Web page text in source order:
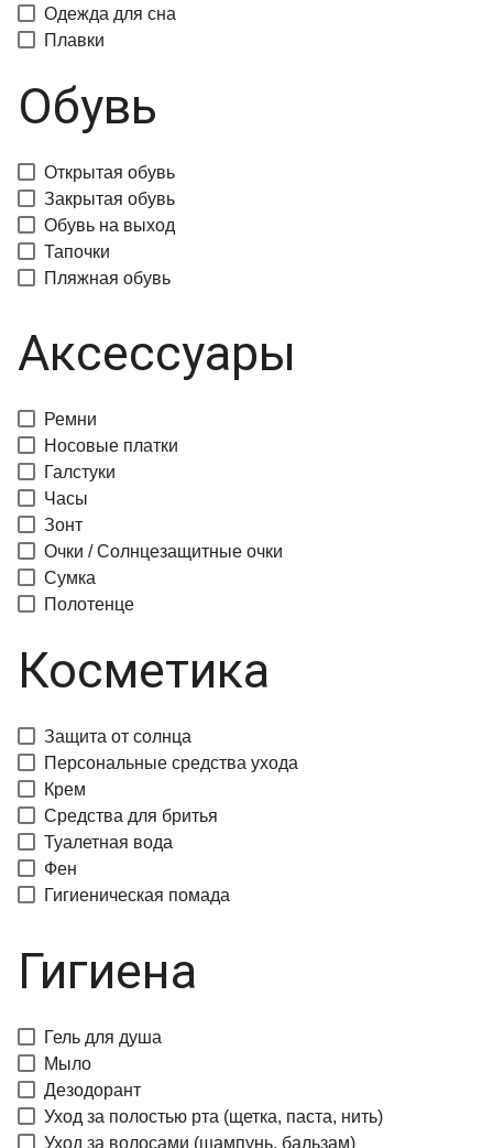
Одежда для сна
Плавки
Обувь
Открытая обувь
Закрытая обувь
Обувь на выход
Тапочки
Пляжная обувь
Аксессуары
Ремни
Носовые платки
Галстуки
Часы
Зонт
Очки / Солнцезащитные очки
Сумка
Полотенце
Косметика
Защита от солнца
Персональные средства ухода
Крем
Средства для бритья
Туалетная вода
Фен
Гигиеническая помада
Гигиена
Гель для душа
Мыло
Дезодорант
Уход за полостью рта (щетка, паста, нить)
Уход за волосами (шампунь, бальзам)